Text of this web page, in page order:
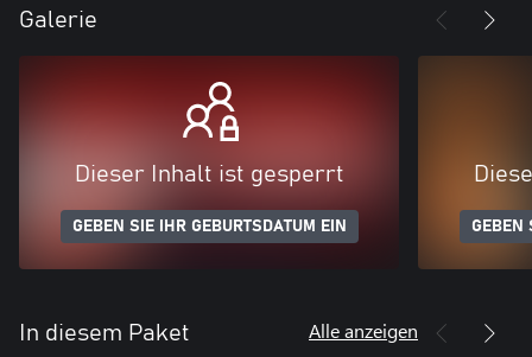
Galerie
Dieser Inhalt ist gesperrt
GEBEN SIE IHR GEBURTSDATUM EIN GEBEN
In diesem Paket Alle anzeigen